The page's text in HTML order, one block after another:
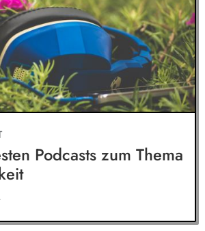
Podcasts zum Thema